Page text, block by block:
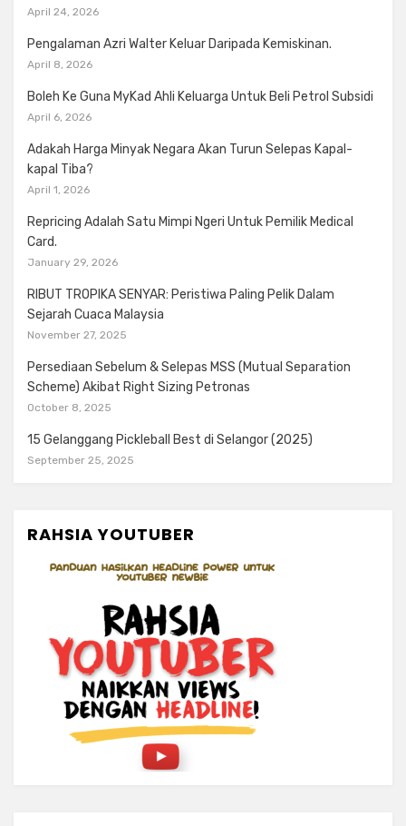
April 24, 2026
Pengalaman Azri Walter Keluar Daripada Kemiskinan.
April 8, 2026
Boleh Ke Guna MyKad Ahli Keluarga Untuk Beli Petrol Subsidi
April 6, 2026
Adakah Harga Minyak Negara Akan Turun Selepas Kapal-
kapal Tiba?
April 1, 2026
Repricing Adalah Satu Mimpi Ngeri Untuk Pemilik Medical
Card.
January 29, 2026
RIBUT TROPIKA SENYAR: Peristiwa Paling Pelik Dalam
Sejarah Cuaca Malaysia
November 27, 2025
Persediaan Sebelum & Selepas MSS (Mutual Separation
Scheme) Akibat Right Sizing Petronas
October 8, 2025
15 Gelanggang Pickleball Best di Selangor (2025)
September 25, 2025
RAHSIA YOUTUBER